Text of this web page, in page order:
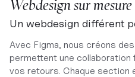
Webdesign sur mesure
Un webdesign différent
Avec Figma, nous créons
permettent une
vos retours. Chaque section